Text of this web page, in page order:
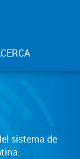
sistema de